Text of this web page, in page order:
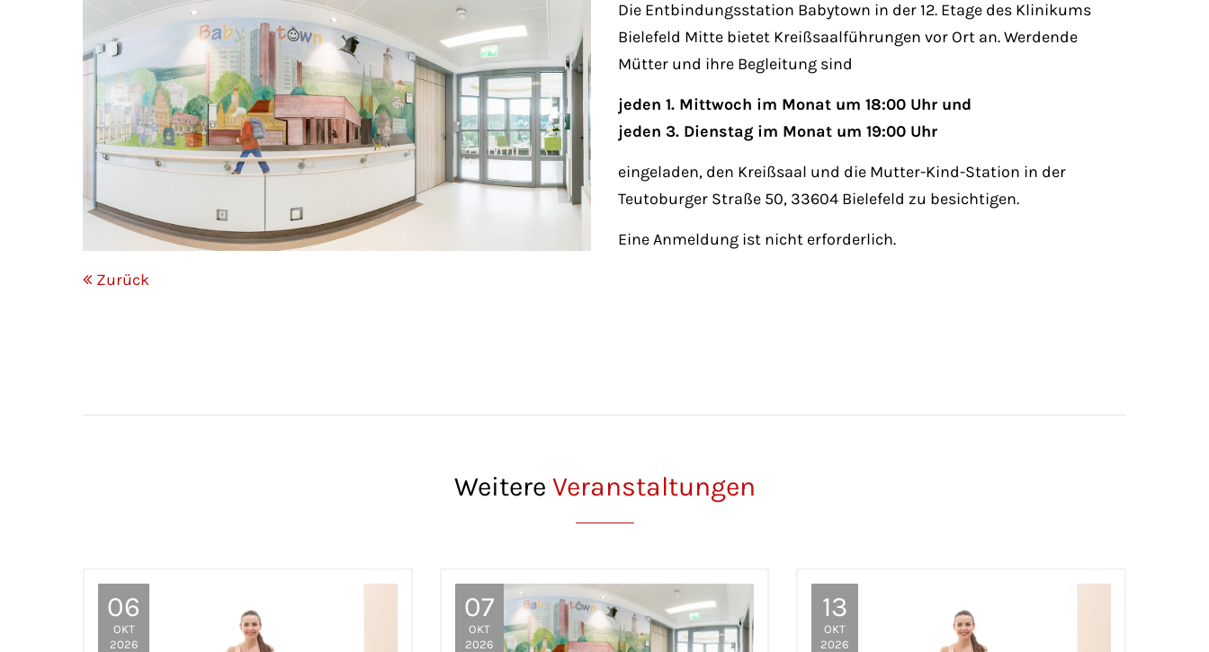
Mon - Fri 8:00am - 5:00pm
(GMT +1)
Die Entbindungsstation Babytown in der 12. Etage des Klinikums
Bielefeld Mitte bietet Kreißsaalführungen vor Ort an. Werdende
Mütter und ihre Begleitung sind
jeden 1. Mittwoch im Monat um 18:00 Uhr und
jeden 3. Dienstag im Monat um 19:00 Uhr
eingeladen, den Kreißsaal und die Mutter-Kind-Station in der
Teutoburger Straße 50, 33604 Bielefeld zu besichtigen.
Eine Anmeldung ist nicht erforderlich.
Zurück
Weitere Veranstaltungen
06
OKT
2026
07
OKT
2026
13
OKT
2026